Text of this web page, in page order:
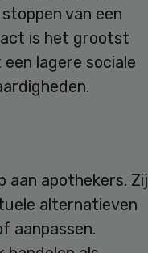
van een
is het grootst
lagere sociale
aan apothekers. Zij
alternatieven
aanpassen.